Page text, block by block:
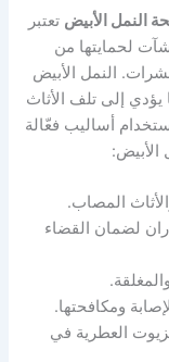
النمل الأبيض تعتبر
لحمايتها من
النمل الأبيض
يؤدي إلى تلف الأثاث
أساليب فعّالة
المصاب.
لضمان القضاء
ومكافحتها.
العطرية في